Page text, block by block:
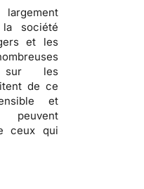
largement
société
et les
sur les
de ce
et
peuvent
ceux qui